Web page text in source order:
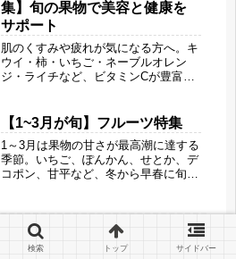
のフルーツ習慣」も紹介
集】旬の果物で美容と健康を
サポート
肌のくすみや疲れが気になる方へ。キ
ウイ・柿・いちご・ネーブルオレン
ジ・ライチなど、ビタミンCが豊富な
る美容と健康のためのフルーツ習慣を
「旬果びより」がお届けします。
【1~3月が旬】フルーツ特集
1～3月は果物の甘さが最高潮に達する
季節。いちご、ぽんかん、せとか、デ
コポン、甘平など、冬から早春に旬を
た、とろける美味しさの理由や品種ご
との魅力を、旬果びよりの視点でやさ
しく解説。今いちばん美味しいデザー
検索 トップ サイドバー